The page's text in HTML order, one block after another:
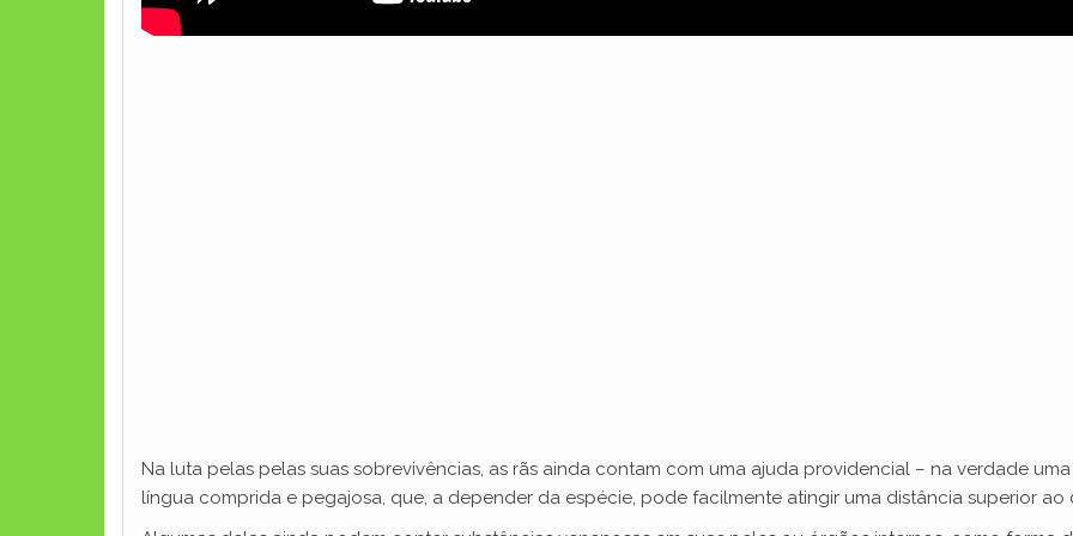
Na luta pelas pelas suas sobrevivências, as rãs ainda contam com uma ajuda providencial – na verdade
língua comprida e pegajosa, que, a depender da espécie, pode facilmente atingir uma distância superior